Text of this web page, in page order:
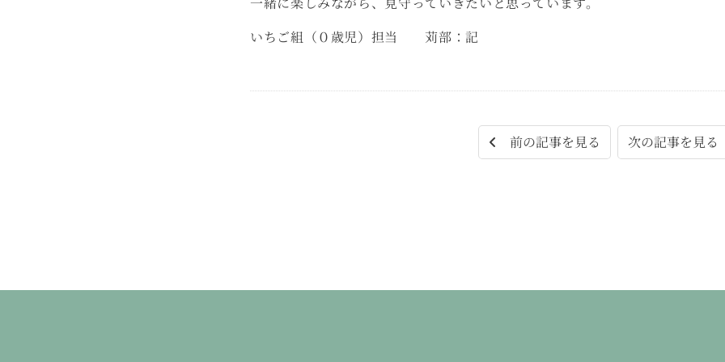
いちご組（０歳児）担当 苅部：記
前の記事を見る 次の記事を見